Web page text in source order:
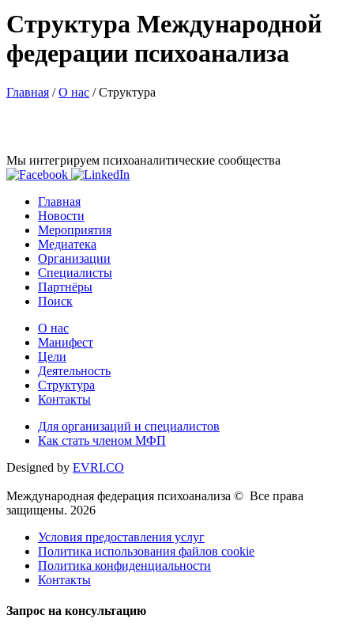
Структура Международной
федерации психоанализа
Главная /О нас /Структура
Мы интегрируем психоаналитические сообщества
Главная
Новости
Мероприятия
Медиатека
Организации
Специалисты
Партнёры
Поиск
О нас
Манифест
Цели
Деятельность
Структура
Контакты
Для организаций и специалистов
Как стать членом МФП
Designed by EVRI.CO
Международная федерация психоанализа © Все права
защищены. 2026
Условия предоставления услуг
Политика использования файлов cookie
Политика конфиденциальности
Контакты
Запрос на консультацию